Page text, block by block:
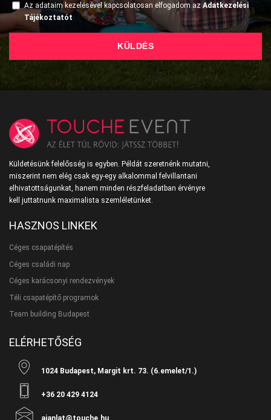
Az adataim kezelésével kapcsolatosan elfogadom azAdatkezelési
Tájékoztatót
KÜLDÉS
Küldetésünk felelősség is egyben. Példát szeretnénk mutatni,
miszerint nem elég csak egy-egy alkalommal felvillantani
elhivatottságunkat, hanem minden részfeladatban érvényre
kell juttatnunk maximalista szemléletünket.
HASZNOS LINKEK
Céges csapatépítés
Céges családi nap
Céges karácsonyi rendezvények
Téli csapatépítő programok
Team building Budapest
ELÉRHETŐSÉG
1024 Budapest, Margit krt. 73. (6.emelet/1.)
+36 20 429 4124
ajanlat@touche.hu